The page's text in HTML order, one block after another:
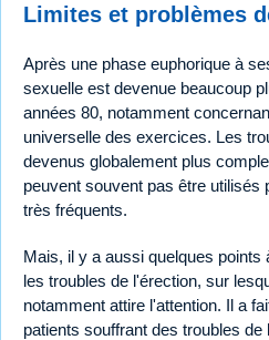
Limites et problèmes
Après une phase euphorique à
sexuelle est devenue beaucoup
années 80, notamment
universelle des exercices. Les
devenus globalement plus
peuvent souvent pas être utilisés
très fréquents.
Mais, il y a aussi quelques points
les troubles de l'érection, sur
notamment attire l'attention. Il a
patients souffrant des troubles